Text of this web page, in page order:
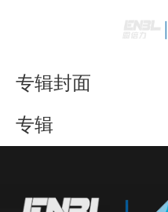
专辑封面
专辑